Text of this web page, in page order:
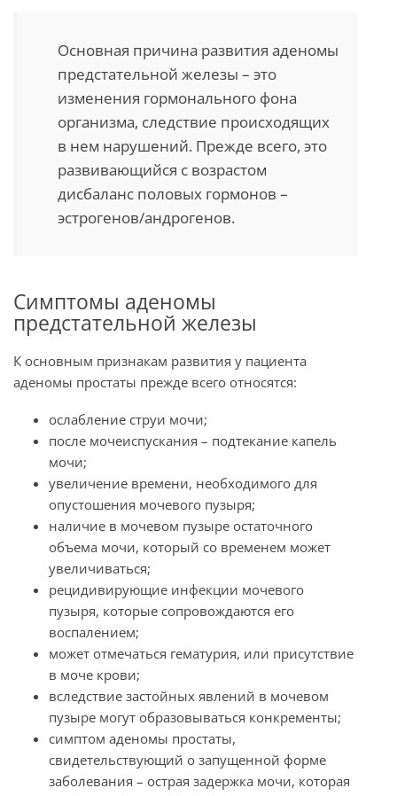
Основная причина развития аденомы
предстательной железы – это
изменения гормонального фона
организма, следствие происходящих
в нем нарушений. Прежде всего, это
развивающийся с возрастом
дисбаланс половых гормонов –
эстрогенов/андрогенов.
Симптомы аденомы
предстательной железы
К основным признакам развития у пациента
аденомы простаты прежде всего относятся:
ослабление струи мочи;
после мочеиспускания – подтекание капель
мочи;
увеличение времени, необходимого для
опустошения мочевого пузыря;
наличие в мочевом пузыре остаточного
объема мочи, который со временем может
увеличиваться;
рецидивирующие инфекции мочевого
пузыря, которые сопровождаются его
воспалением;
может отмечаться гематурия, или присутствие
в моче крови;
вследствие застойных явлений в мочевом
пузыре могут образовываться конкременты;
симптом аденомы простаты,
свидетельствующий о запущенной форме
заболевания – острая задержка мочи, которая